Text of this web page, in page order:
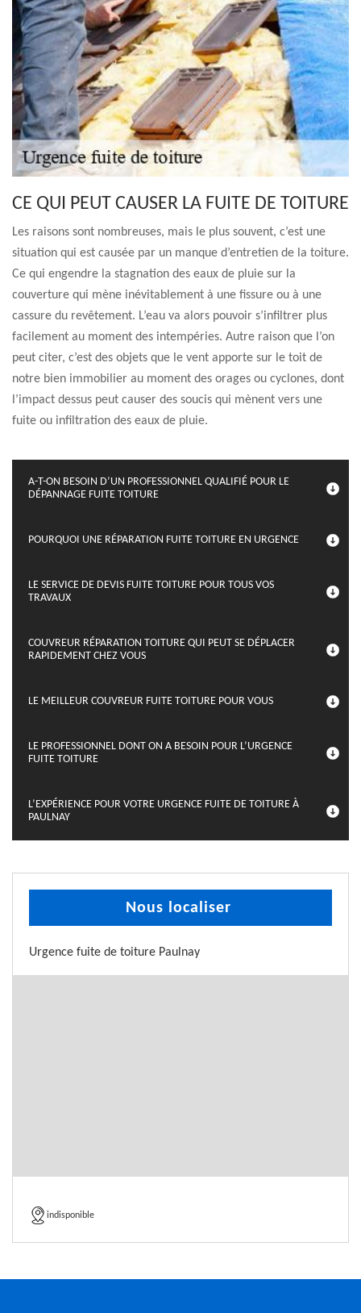
CE QUI PEUT CAUSER LA FUITE DE TOITURE
Les raisons sont nombreuses, mais le plus souvent, c’est une
situation qui est causée par un manque d’entretien de la toiture.
Ce qui engendre la stagnation des eaux de pluie sur la
couverture qui mène inévitablement à une fissure ou à une
cassure du revêtement. L’eau va alors pouvoir s’infiltrer plus
facilement au moment des intempéries. Autre raison que l’on
peut citer, c’est des objets que le vent apporte sur le toit de
notre bien immobilier au moment des orages ou cyclones, dont
l’impact dessus peut causer des soucis qui mènent vers une
fuite ou infiltration des eaux de pluie.
A-T-ON BESOIN D’UN PROFESSIONNEL QUALIFIÉ POUR LE
DÉPANNAGE FUITE TOITURE
POURQUOI UNE RÉPARATION FUITE TOITURE EN URGENCE
LE SERVICE DE DEVIS FUITE TOITURE POUR TOUS VOS
TRAVAUX
COUVREUR RÉPARATION TOITURE QUI PEUT SE DÉPLACER
RAPIDEMENT CHEZ VOUS
LE MEILLEUR COUVREUR FUITE TOITURE POUR VOUS
LE PROFESSIONNEL DONT ON A BESOIN POUR L’URGENCE
FUITE TOITURE
L’EXPÉRIENCE POUR VOTRE URGENCE FUITE DE TOITURE À
PAULNAY
Nous localiser
Urgence fuite de toiture Paulnay
indisponible